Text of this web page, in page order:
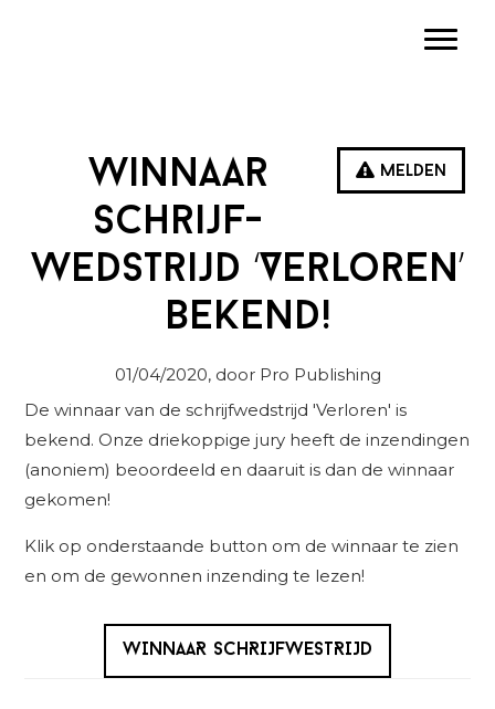
Melden
Winnaar
schrijf-
wedstrijd ‘Verloren’
bekend!
01/04/2020, door Pro Publishing
De winnaar van de schrijfwedstrijd 'Verloren' is
bekend. Onze driekoppige jury heeft de inzendingen
(anoniem) beoordeeld en daaruit is dan de winnaar
gekomen!
Klik op onderstaande button om de winnaar te zien
en om de gewonnen inzending te lezen!
WINNAAR SCHRIJFWESTRIJD